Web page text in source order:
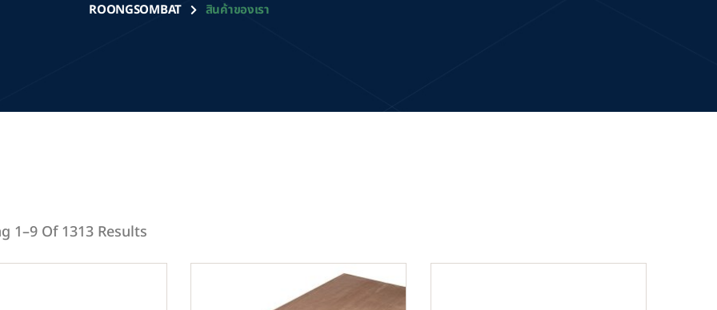
ROONGSOMBAT สินค้าของเรา
1–9 Of 1313 Results